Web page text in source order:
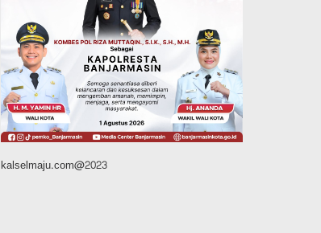
Pemkab Tanahlaut
Delegasi Kementerian LH
Kunjungi Tanahlaut, Bupati
Rahmat Paparkan Potensi
363 Ribu Hektare Wilayah
Agustus 9, 2026
Advertorial Pemkab Tanahlaut
kalselmaju.com@2023